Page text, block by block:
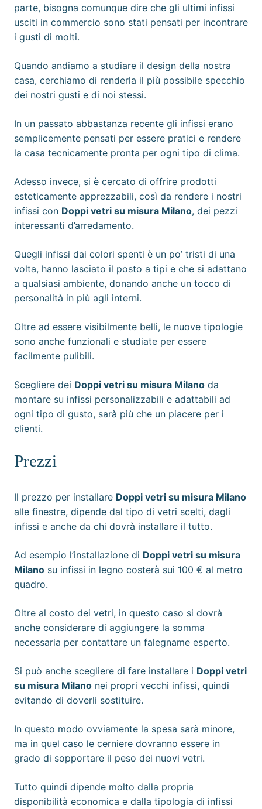
parte, bisogna comunque dire che gli ultimi infissi
usciti in commercio sono stati pensati per incontrare
i gusti di molti.
Quando andiamo a studiare il design della nostra
casa, cerchiamo di renderla il più possibile specchio
dei nostri gusti e di noi stessi.
In un passato abbastanza recente gli infissi erano
semplicemente pensati per essere pratici e rendere
la casa tecnicamente pronta per ogni tipo di clima.
Adesso invece, si è cercato di offrire prodotti
esteticamente apprezzabili, così da rendere i nostri
infissi con Doppi vetri su misura Milano, dei pezzi
interessanti d’arredamento.
Quegli infissi dai colori spenti è un po’ tristi di una
volta, hanno lasciato il posto a tipi e che si adattano
a qualsiasi ambiente, donando anche un tocco di
personalità in più agli interni.
Oltre ad essere visibilmente belli, le nuove tipologie
sono anche funzionali e studiate per essere
facilmente pulibili.
Scegliere dei Doppi vetri su misura Milano da
montare su infissi personalizzabili e adattabili ad
ogni tipo di gusto, sarà più che un piacere per i
clienti.
Prezzi
Il prezzo per installare Doppi vetri su misura Milano
alle finestre, dipende dal tipo di vetri scelti, dagli
infissi e anche da chi dovrà installare il tutto.
Ad esempio l’installazione di Doppi vetri su misura
Milano su infissi in legno costerà sui 100 € al metro
quadro.
Oltre al costo dei vetri, in questo caso si dovrà
anche considerare di aggiungere la somma
necessaria per contattare un falegname esperto.
Si può anche scegliere di fare installare i Doppi vetri
su misura Milano nei propri vecchi infissi, quindi
evitando di doverli sostituire.
In questo modo ovviamente la spesa sarà minore,
ma in quel caso le cerniere dovranno essere in
grado di sopportare il peso dei nuovi vetri.
Tutto quindi dipende molto dalla propria
disponibilità economica e dalla tipologia di infissi